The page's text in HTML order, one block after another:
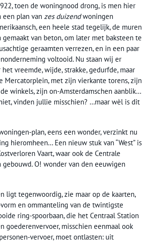
toen de woningnood drong, is men hier
een plan van zes duizendwoningen
een heele stad tegelijk, de muren
van beton, om later met baksteen te
geraamten verrezen, en in een paar
voltooid. Nu staan wij er
vreemde, wijde, strakke, gedurfde, maar
Mercatorplein, met zijn vierkante torens, zijn
winkels, zijn on-Amsterdamschen aanblik…
niet, vinden jullie misschien? …maar wèl is dit
plan, eens een wonder, verzinkt nu
hieromheen… Een nieuw stuk van “West” is
Vaart, waar ook de Centrale
O! wonder van den eeuwigen
ligt tegenwoordig, zie maar op de kaarten,
en ommanteling van de twintigste
ring-spoorbaan, die het Centraal Station
goederenvervoer, misschien eenmaal ook
vervoer, moet ontlasten: uit